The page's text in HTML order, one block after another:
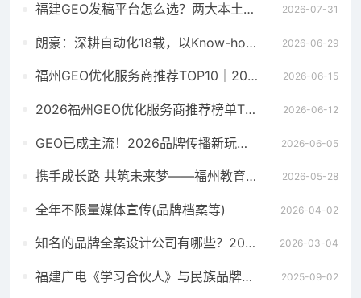
福建GEO发稿平台怎么选？两大本土合规推广平台实测推荐 2026-07-31
朗豪：深耕自动化18载，以Know-how赋能中国制造数字化转型 2026-06-29
福州GEO优化服务商推荐TOP10｜2026年福州企业AI全域推广选型指南 2026-06-15
2026福州GEO优化服务商推荐榜单TOP5｜本土高口碑企业获客优选 2026-06-12
GEO已成主流！2026品牌传播新玩法，软文猫带你告别传统SEO 2026-06-05
携手成长路 共筑未来梦——福州教育社会资助仓山行活动在洪塘小学举行 2026-05-28
全年不限量媒体宣传(品牌档案等) 2026-04-02
知名的品牌全案设计公司有哪些？2026 国内十大名单 + 合作避坑指南 2026-03-04
福建广电《学习合伙人》与民族品牌研究院共建营商新生态 2025-09-02